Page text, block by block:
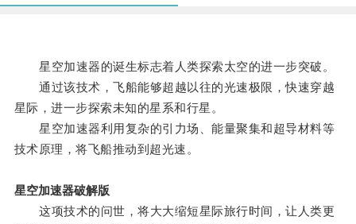
星空加速器的诞生标志着人类探索太空的进一步突破。
通过该技术，飞船能够超越以往的光速极限，快速穿越
星际，进一步探索未知的星系和行星。
星空加速器利用复杂的引力场、能量聚集和超导材料等
技术原理，将飞船推动到超光速。
星空加速器破解版
这项技术的问世，将大大缩短星际旅行时间，让人类更